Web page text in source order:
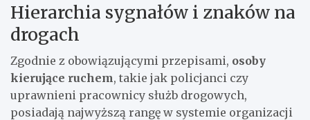
Hierarchia sygnałów i znaków na
drogach
Zgodnie z obowiązującymi przepisami, osoby
kierujące ruchem, takie jak policjanci czy
uprawnieni pracownicy służb drogowych,
posiadają najwyższą rangę w systemie organizacji